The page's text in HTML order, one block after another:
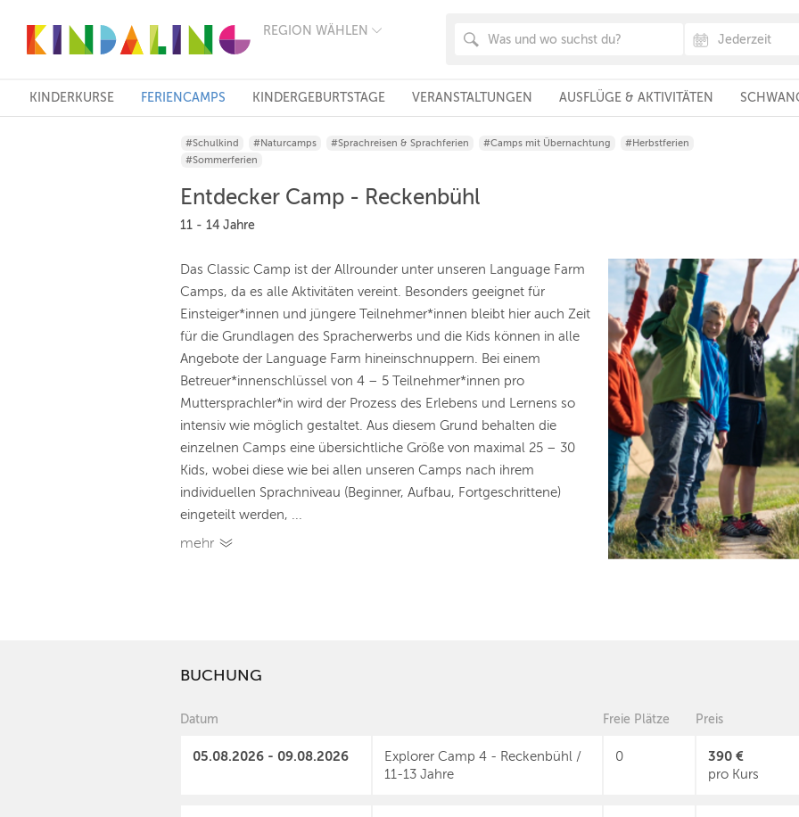
REGION WÄHLEN
FRANKFURT
KÖLN
STUTTGART
HANNOVER
LEIPZIG
ZÜRICH
ANDERE
REGIONEN
KINDERKURSE FERIENCAMPS KINDERGEBURTSTAGE VERANSTALTUNGEN AUSFLÜGE & AKTIVITÄTEN
#Schulkind #Naturcamps #Sprachreisen & Sprachferien #Camps mit Übernachtung
#Herbstferien
#Sommerferien
Entdecker Camp - Reckenbühl
11 - 14 Jahre
Das Classic Camp ist der Allrounder unter unseren Language Farm
Camps, da es alle Aktivitäten vereint. Besonders geeignet für
Einsteiger*innen und jüngere Teilnehmer*innen bleibt hier auch Zeit
für die Grundlagen des Spracherwerbs und die Kids können in alle
Angebote der Language Farm hineinschnuppern. Bei einem
Betreuer*innenschlüssel von 4 – 5 Teilnehmer*innen pro
Muttersprachler*in wird der Prozess des Erlebens und Lernens so
intensiv wie möglich gestaltet. Aus diesem Grund behalten die
einzelnen Camps eine übersichtliche Größe von maximal 25 – 30
Kids, wobei diese wie bei allen unseren Camps nach ihrem
individuellen Sprachniveau (Beginner, Aufbau, Fortgeschrittene)
eingeteilt werden, ...
mehr
BUCHUNG
Datum Freie Plätze Preis
05.08.2026 - 09.08.2026
Explorer Camp 4 - Reckenbühl /
11-13 Jahre
0 390 €
pro Kurs